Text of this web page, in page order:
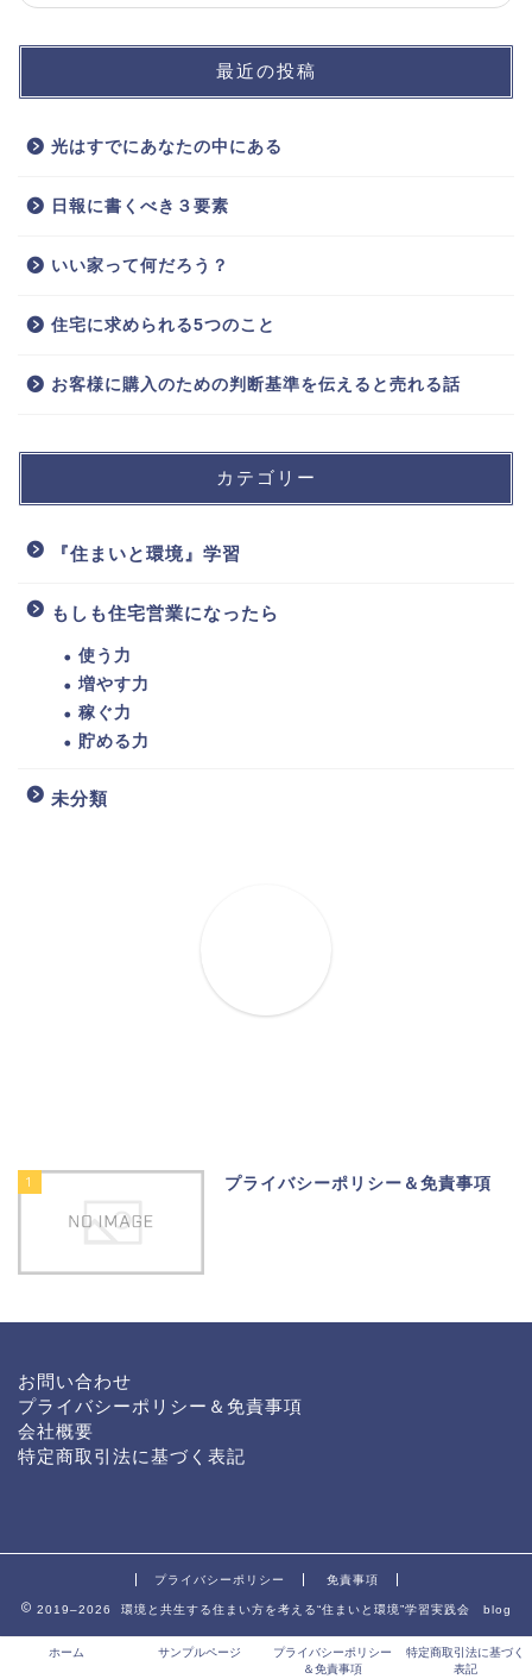
最近の投稿
光はすでにあなたの中にある
日報に書くべき３要素
いい家って何だろう？
住宅に求められる5つのこと
お客様に購入のための判断基準を伝えると売れる話
カテゴリー
『住まいと環境』学習
もしも住宅営業になったら
使う力
増やす力
稼ぐ力
貯める力
未分類
1 プライバシーポリシー＆免責事項
お問い合わせ
プライバシーポリシー＆免責事項
会社概要
特定商取引法に基づく表記
プライバシーポリシー 免責事項
2019–2026 環境と共生する住まい方を考える“住まいと環境”学習実践会 blog
ホーム サンプルページ
プライバシーポリシー
＆免責事項
特定商取引法に基づく
表記